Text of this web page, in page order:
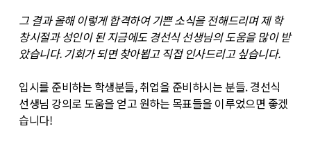
그 결과 올해 이렇게 합격하여 기쁜 소식을 전해드리며 제 학
창시절과 성인이 된 지금에도 경선식 선생님의 도움을 많이 받
았습니다. 기회가 되면 찾아뵙고 직접 인사드리고 싶습니다.
입시를 준비하는 학생분들, 취업을 준비하시는 분들. 경선식
선생님 강의로 도움을 얻고 원하는 목표들을 이루었으면 좋겠
습니다!